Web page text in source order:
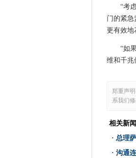
“考
门的紧急
更有效地
“如
维和千兆
郑重声
系我们
相关新闻
· 总理
· 沟通